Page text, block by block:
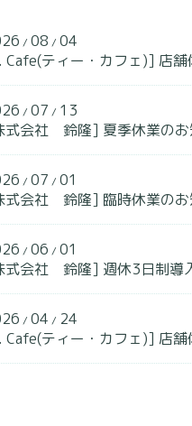
/ 08 / 04
Cafe(ティー・カフェ)] 店
/ 07 / 13
式会社 鈴隆] 夏季休業のお
/ 07 / 01
式会社 鈴隆] 臨時休業のお
/ 06 / 01
式会社 鈴隆] 週休3日制導
/ 04 / 24
Cafe(ティー・カフェ)] 店